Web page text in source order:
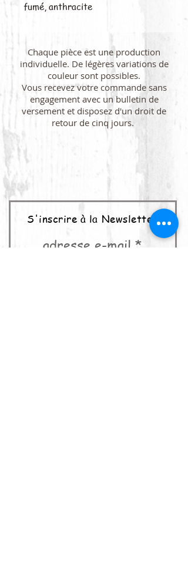
fumé, anthracite
Chaque pièce est une production
individuelle. De légères variations de
couleur sont possibles.
Vous recevez votre commande sans
engagement avec un bulletin de
versement et disposez d'un droit de
retour de cinq jours.
S'inscrire à la Newsletter
adresse e-mail